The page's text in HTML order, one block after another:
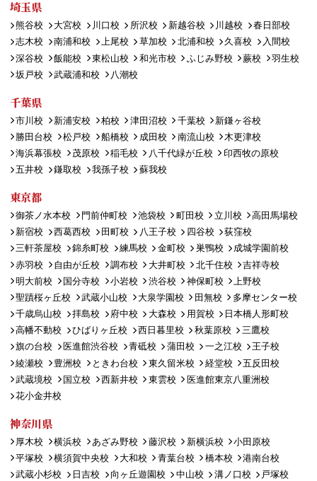
埼玉県
熊谷校 大宮校 川口校 所沢校 新越谷校 川越校
春日部校
志木校
南浦和校 上尾校 草加校 北浦和校 久喜校
入間校
深谷校
飯能校 東松山校 和光市校 ふじみ野校 蕨校
羽生校
坂戸校
武蔵浦和校 八潮校
千葉県
市川校 新浦安校 柏校 津田沼校 千葉校
新鎌ヶ谷校
勝田台校
松戸校 船橋校 成田校 南流山校
木更津校
海浜幕張校
茂原校 稲毛校 八千代緑が丘校
印西牧の原校
五井校
鎌取校 我孫子校 蘇我校
東京都
御茶ノ水本校 門前仲町校 池袋校 町田校 立川校
高田馬場校
新宿校
西葛西校 田町校 八王子校 四谷校
荻窪校
三軒茶屋校
錦糸町校 練馬校 金町校 巣鴨校
成城学園前校
赤羽校
自由が丘校 調布校 大井町校 北千住校
吉祥寺校
明大前校
国分寺校 小岩校 渋谷校 神保町校
上野校
聖蹟桜ヶ丘校
武蔵小山校 大泉学園校 田無校
多摩センター校
千歳烏山校
拝島校 府中校 大森校 用賀校
日本橋人形町校
高幡不動校
ひばりヶ丘校 西日暮里校 秋葉原校
三鷹校
旗の台校
医進館渋谷校 青砥校 蒲田校 一之江校
王子校
綾瀬校
豊洲校 ときわ台校 東久留米校 経堂校
五反田校
武蔵境校
国立校 西新井校 東雲校
医進館東京八重洲校
花小金井校
神奈川県
厚木校 横浜校 あざみ野校 藤沢校 新横浜校
小田原校
平塚校
横須賀中央校 大和校 青葉台校 橋本校
港南台校
武蔵小杉校
日吉校 向ヶ丘遊園校 中山校 溝ノ口校
戸塚校